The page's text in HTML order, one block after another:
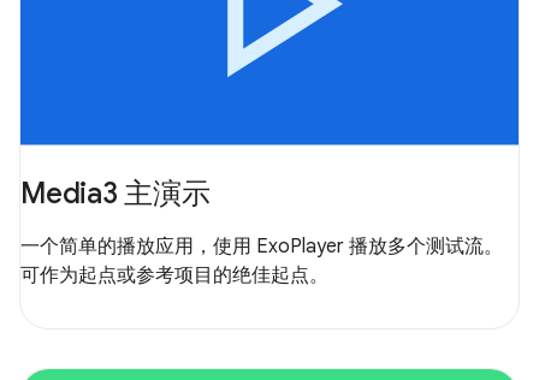
Media3 主演示
一个简单的播放应用，使用 ExoPlayer 播放多个测试流。
可作为起点或参考项目的绝佳起点。